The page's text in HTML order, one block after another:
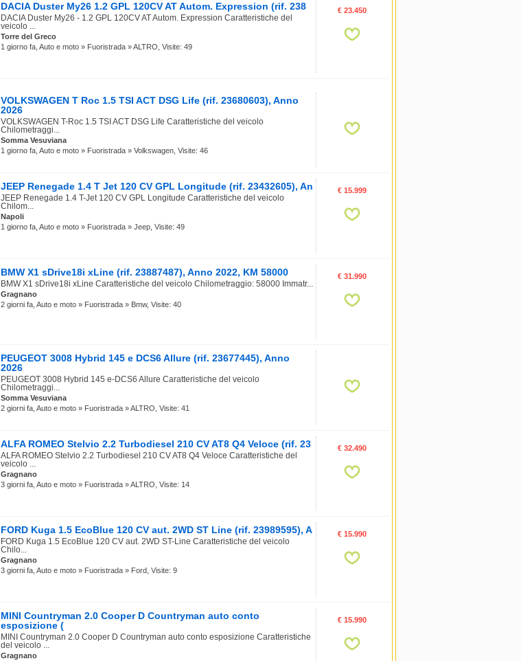
DACIA Duster My26 1.2 GPL 120CV AT Autom. Expression (rif. 238
DACIA Duster My26 - 1.2 GPL 120CV AT Autom. Expression Caratteristiche del
veicolo ...
Torre del Greco
1 giorno fa, Auto e moto » Fuoristrada » ALTRO, Visite: 49
€ 23.450
VOLKSWAGEN T Roc 1.5 TSI ACT DSG Life (rif. 23680603), Anno
2026
VOLKSWAGEN T-Roc 1.5 TSI ACT DSG Life Caratteristiche del veicolo
Chilometraggi...
Somma Vesuviana
1 giorno fa, Auto e moto » Fuoristrada » Volkswagen, Visite: 46
JEEP Renegade 1.4 T Jet 120 CV GPL Longitude (rif. 23432605), An
JEEP Renegade 1.4 T-Jet 120 CV GPL Longitude Caratteristiche del veicolo
Chilom...
Napoli
1 giorno fa, Auto e moto » Fuoristrada » Jeep, Visite: 49
€ 15.999
BMW X1 sDrive18i xLine (rif. 23887487), Anno 2022, KM 58000
BMW X1 sDrive18i xLine Caratteristiche del veicolo Chilometraggio: 58000 Immatr...
Gragnano
2 giorni fa, Auto e moto » Fuoristrada » Bmw, Visite: 40
€ 31.990
PEUGEOT 3008 Hybrid 145 e DCS6 Allure (rif. 23677445), Anno
2026
PEUGEOT 3008 Hybrid 145 e-DCS6 Allure Caratteristiche del veicolo
Chilometraggi...
Somma Vesuviana
2 giorni fa, Auto e moto » Fuoristrada » ALTRO, Visite: 41
ALFA ROMEO Stelvio 2.2 Turbodiesel 210 CV AT8 Q4 Veloce (rif. 23
ALFA ROMEO Stelvio 2.2 Turbodiesel 210 CV AT8 Q4 Veloce Caratteristiche del
veicolo ...
Gragnano
3 giorni fa, Auto e moto » Fuoristrada » ALTRO, Visite: 14
€ 32.490
FORD Kuga 1.5 EcoBlue 120 CV aut. 2WD ST Line (rif. 23989595), A
FORD Kuga 1.5 EcoBlue 120 CV aut. 2WD ST-Line Caratteristiche del veicolo
Chilo...
Gragnano
3 giorni fa, Auto e moto » Fuoristrada » Ford, Visite: 9
€ 15.990
MINI Countryman 2.0 Cooper D Countryman auto conto
esposizione (
MINI Countryman 2.0 Cooper D Countryman auto conto esposizione Caratteristiche
del veicolo ...
Gragnano
€ 15.990